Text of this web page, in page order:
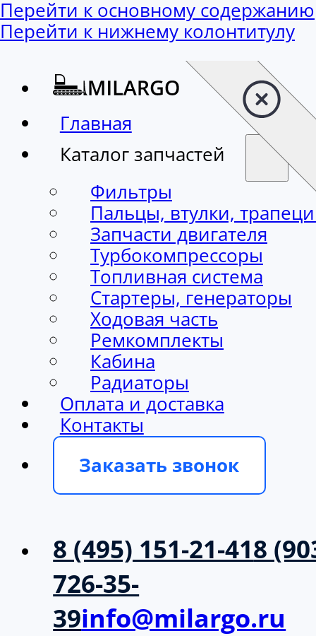
Перейти к основному содержанию
Перейти к нижнему колонтитулу
Главная
Каталог запчастей
Фильтры
Пальцы, втулки,
Запчасти двигателя
Турбокомпрессоры
Топливная система
Стартеры, генераторы
Ходовая часть
Ремкомплекты
Кабина
Радиаторы
Оплата и доставка
Контакты
Заказать звонок
8 (495) 151-21-418
726-35-
39info@milargo.ru